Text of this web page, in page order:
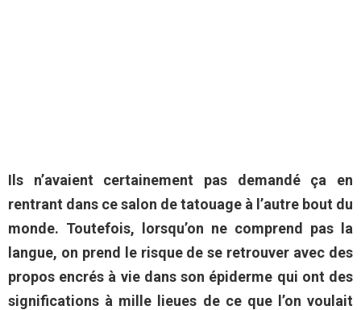
Ils n’avaient certainement pas demandé ça en
rentrant dans ce salon de tatouage à l’autre bout du
monde. Toutefois, lorsqu’on ne comprend pas la
langue, on prend le risque de se retrouver avec des
propos encrés à vie dans son épiderme qui ont des
significations à mille lieues de ce que l’on voulait